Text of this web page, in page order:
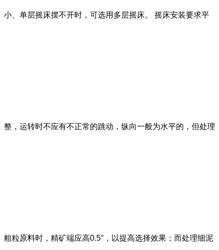
小、单层摇床摆不开时，可选用多层摇床。 摇床安装要求平
整，运转时不应有不正常的跳动，纵向一般为水平的，但处理
粗粒原料时，精矿端应高0.5°，以提高选择效果；而处理细泥